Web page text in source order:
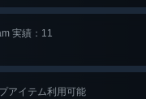
実績：11
アイテム利用可能